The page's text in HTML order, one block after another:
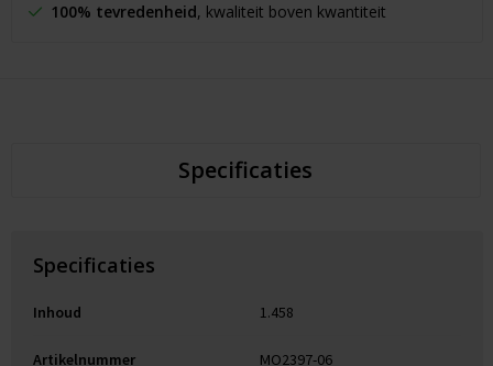
100% tevredenheid, kwaliteit boven kwantiteit
Specificaties
Specificaties
Inhoud 1.458
Artikelnummer MO2397-06